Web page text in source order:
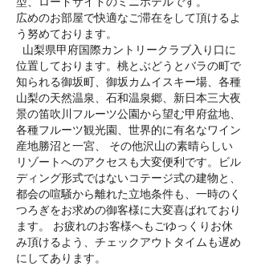
広めのお部屋で快適なご滞在をして頂けるよ
う努めております。
山梨県甲府国際カントリークラブ入り口に
位置しております。桃とぶどうとバラの町で
知られる御坂町、御坂カムイスキー場、各種
山梨の天然温泉、石和温泉郷、新日本三大夜
景の笛吹川フルーツ公園から望む甲府盆地、
各種フルーツ観光園、世界的に有名なワイン
産地勝沼と一宮、 その他沢山の素晴らしい
リゾートへのアクセスも大変便利です。ビル
ディング形式ではないコテージ式の建物と、
都会の喧騒から離れた立地条件も、一時のく
つろぎをお求めの御客様に大変喜ばれており
ます。 お疲れのお客様へもごゆっくりお休
み頂けるよう、チェックアウトタイムも遅め
にしてあります。